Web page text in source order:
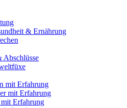
& Ernährung
Abschlüsse
mit Erfahrung
mit Erfahrung
Erfahrung